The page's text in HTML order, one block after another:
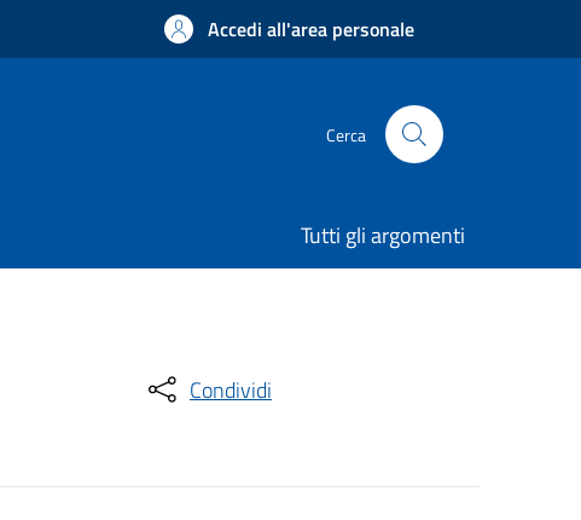
Accedi all'area personale
Cerca
Tutti gli argomenti
Condividi